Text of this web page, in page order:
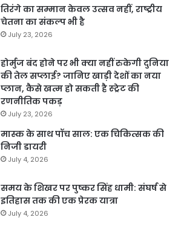
तिरंगे का सम्मान केवल उत्सव नहीं, राष्ट्रीय
चेतना का संकल्प भी है
July 23, 2026
होर्मुज बंद होने पर भी क्या नहीं रुकेगी दुनिया
की तेल सप्लाई? जानिए खाड़ी देशों का नया
प्लान, कैसे खत्म हो सकती है स्ट्रेट की
रणनीतिक पकड़
July 23, 2026
मास्क के साथ पॉच साल: एक चिकित्सक की
निजी डायरी
July 4, 2026
समय के शिखर पर पुष्कर सिंह धामी: संघर्ष से
इतिहास तक की एक प्रेरक यात्रा
July 4, 2026